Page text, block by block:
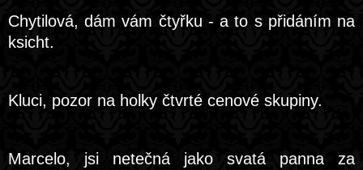
Chytilová, dám vám čtyřku - a to s přidáním na
ksicht.
Kluci, pozor na holky čtvrté cenové skupiny.
Marcelo, jsi netečná jako svatá panna za